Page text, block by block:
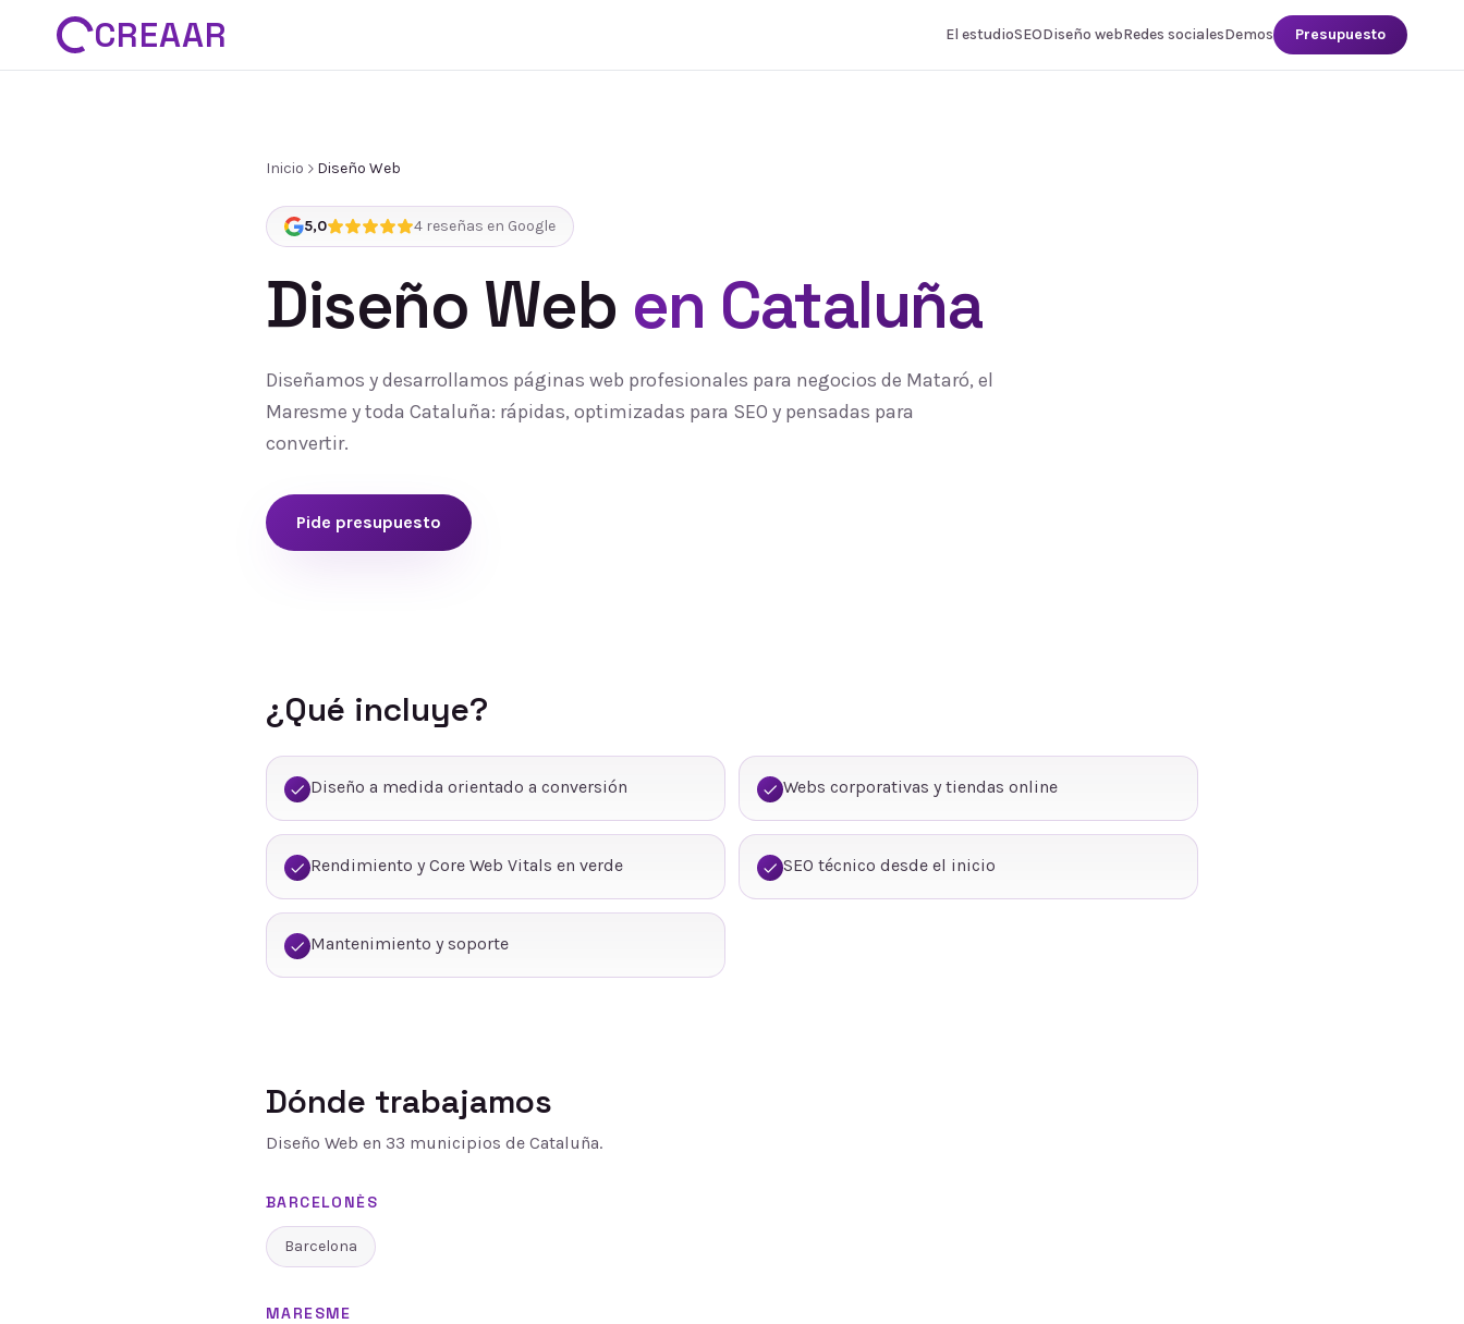
CREAAR El estudioSEODiseño webRedes socialesDemos Presupuesto
Inicio Diseño Web
5,0 4 reseñas en Google
Diseño Web en Cataluña
Diseñamos y desarrollamos páginas web profesionales para negocios de Mataró, el
Maresme y toda Cataluña: rápidas, optimizadas para SEO y pensadas para
convertir.
Pide presupuesto
¿Qué incluye?
Diseño a medida orientado a conversión Webs corporativas y tiendas online
Rendimiento y Core Web Vitals en verde SEO técnico desde el inicio
Mantenimiento y soporte
Dónde trabajamos
Diseño Web en 33 municipios de Cataluña.
BARCELONÈS
Barcelona
MARESME